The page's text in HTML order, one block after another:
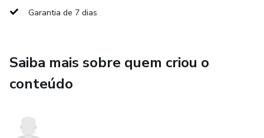
Garantia de 7 dias
Saiba mais sobre quem criou o
conteúdo